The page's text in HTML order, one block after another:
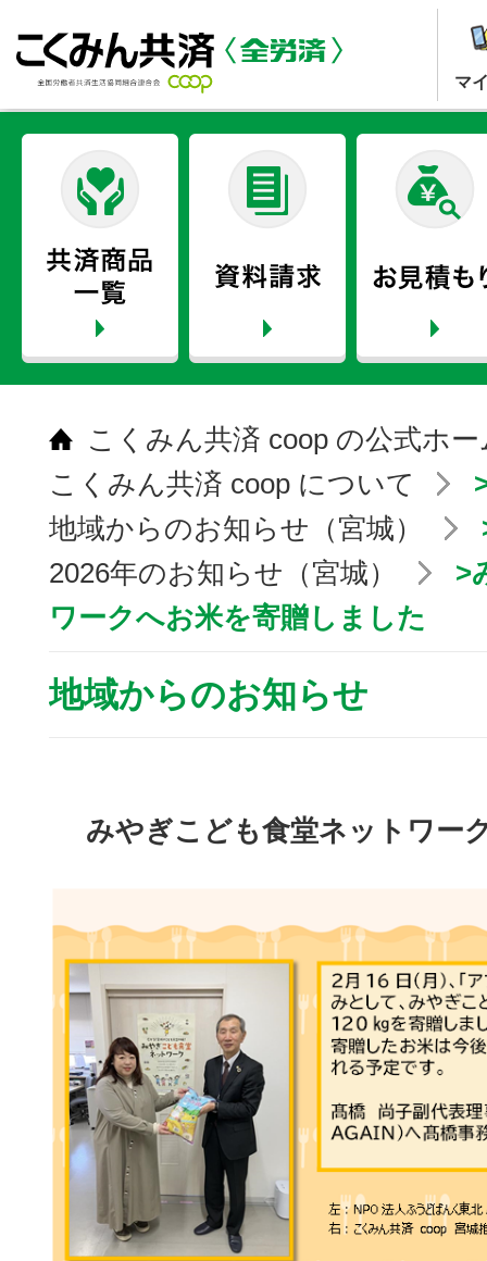
マ
こくみん共済 coop の公式ホ
こくみん共済 coop について
地域からのお知らせ（宮城）
2026年のお知らせ（宮城）
>
ワークへお米を寄贈しました
地域からのお知らせ
みやぎこども食堂ネットワー